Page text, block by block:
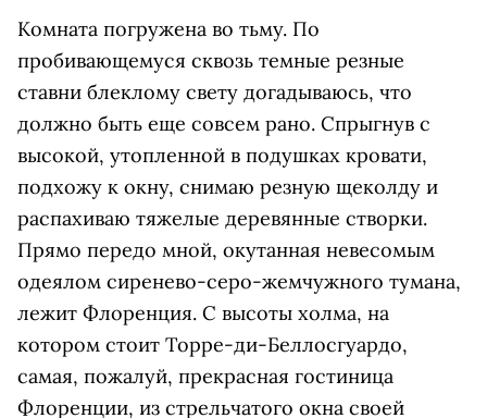
Комната погружена во тьму. По
пробивающемуся сквозь темные резные
ставни блеклому свету догадываюсь, что
должно быть еще совсем рано. Спрыгнув с
высокой, утопленной в подушках кровати,
подхожу к окну, снимаю резную щеколду и
распахиваю тяжелые деревянные створки.
Прямо передо мной, окутанная невесомым
одеялом сиренево-серо-жемчужного тумана,
лежит Флоренция. С высоты холма, на
котором стоит Торре-ди-Беллосгуардо,
самая, пожалуй, прекрасная гостиница
Флоренции, из стрельчатого окна своей